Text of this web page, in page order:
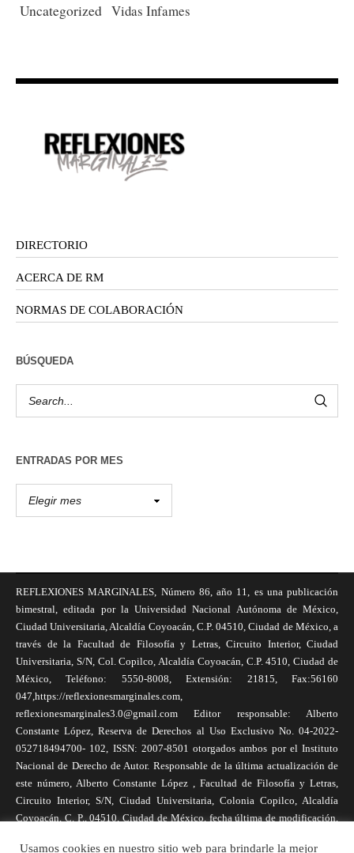
Uncategorized Vidas Infames
DIRECTORIO
ACERCA DE RM
NORMAS DE COLABORACIÓN
BÚSQUEDA
ENTRADAS POR MES
REFLEXIONES MARGINALES, Número 86, año 11, es una publicación
bimestral, editada por la Universidad Nacional Autónoma de México,
Ciudad Universitaria, Alcaldía Coyoacán, C.P. 04510, Ciudad de México, a
través de la Facultad de Filosofía y Letras, Circuito Interior, Ciudad
Universitaria, S/N, Col. Copilco, Alcaldía Coyoacán, C.P. 4510, Ciudad de
México, Teléfono: 5550-8008, Extensión: 21815, Fax:56160
047,https://reflexionesmarginales.com,
reflexionesmarginales3.0@gmail.com Editor responsable: Alberto
Constante López, Reserva de Derechos al Uso Exclusivo No. 04-2022-
052718494700- 102, ISSN: 2007-8501 otorgados ambos por el Instituto
Nacional de Derecho de Autor. Responsable de la última actualización de
este número, Alberto Constante López , Facultad de Filosofía y Letras,
Circuito Interior, S/N, Ciudad Universitaria, Colonia Copilco, Alcaldía
Coyoacán, C. P., 04510, Ciudad de México, fecha última de modificación,
Usamos cookies en nuestro sitio web para brindarle la mejor